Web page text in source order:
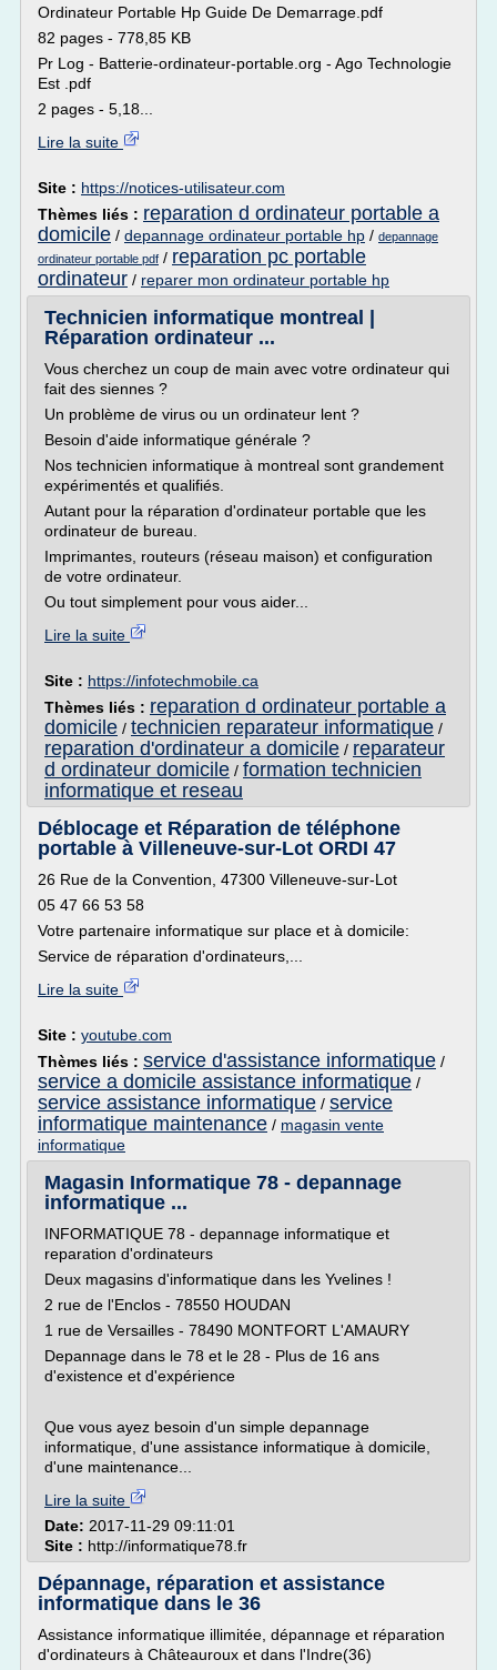
Ordinateur Portable Hp Guide De Demarrage.pdf
82 pages - 778,85 KB
Pr Log - Batterie-ordinateur-portable.org - Ago Technologie
Est .pdf
2 pages - 5,18...
Lire la suite
Site : https://notices-utilisateur.com
Thèmes liés : reparation d ordinateur portable a
domicile / depannage ordinateur portable hp / depannage
ordinateur portable pdf / reparation pc portable
ordinateur / reparer mon ordinateur portable hp
Technicien informatique montreal |
Réparation ordinateur ...
Vous cherchez un coup de main avec votre ordinateur qui
fait des siennes ?
Un problème de virus ou un ordinateur lent ?
Besoin d'aide informatique générale ?
Nos technicien informatique à montreal sont grandement
expérimentés et qualifiés.
Autant pour la réparation d'ordinateur portable que les
ordinateur de bureau.
Imprimantes, routeurs (réseau maison) et configuration
de votre ordinateur.
Ou tout simplement pour vous aider...
Lire la suite
Site : https://infotechmobile.ca
Thèmes liés : reparation d ordinateur portable a
domicile / technicien reparateur informatique /
reparation d'ordinateur a domicile / reparateur
d ordinateur domicile / formation technicien
informatique et reseau
Déblocage et Réparation de téléphone
portable à Villeneuve-sur-Lot ORDI 47
26 Rue de la Convention, 47300 Villeneuve-sur-Lot
05 47 66 53 58
Votre partenaire informatique sur place et à domicile:
Service de réparation d'ordinateurs,...
Lire la suite
Site : youtube.com
Thèmes liés : service d'assistance informatique /
service a domicile assistance informatique /
service assistance informatique / service
informatique maintenance / magasin vente
informatique
Magasin Informatique 78 - depannage
informatique ...
INFORMATIQUE 78 - depannage informatique et
reparation d'ordinateurs
Deux magasins d'informatique dans les Yvelines !
2 rue de l'Enclos - 78550 HOUDAN
1 rue de Versailles - 78490 MONTFORT L'AMAURY
Depannage dans le 78 et le 28 - Plus de 16 ans
d'existence et d'expérience
Que vous ayez besoin d'un simple depannage
informatique, d'une assistance informatique à domicile,
d'une maintenance...
Lire la suite
Date: 2017-11-29 09:11:01
Site : http://informatique78.fr
Dépannage, réparation et assistance
informatique dans le 36
Assistance informatique illimitée, dépannage et réparation
d'ordinateurs à Châteauroux et dans l'Indre(36)